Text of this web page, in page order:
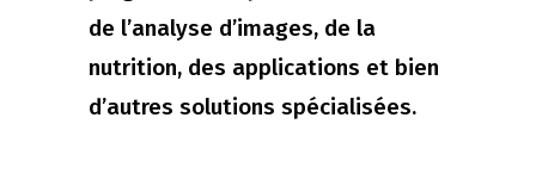
de l’analyse d’images, de la
nutrition, des applications et bien
d’autres solutions spécialisées.